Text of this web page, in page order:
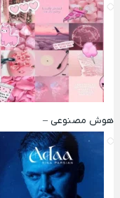
هوش مصنوعی –